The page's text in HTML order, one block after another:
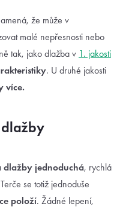
že může v
malé nepřesnosti nebo
tak, jako dlažba v 1. jakosti
. U druhé jakosti
více.
dlažby jednoduchá, rychlá
se totiž jednoduše
položí. Žádné lepení,